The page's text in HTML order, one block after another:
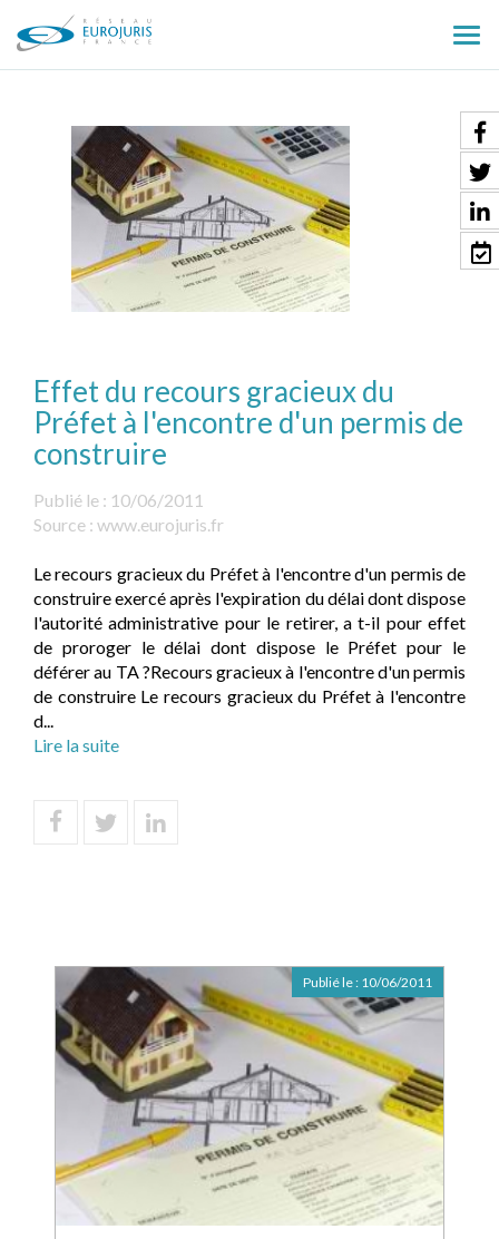
le
Effet du recours gracieux du
Préfet à l'encontre d'un permis de
construire
Publié le : 10/06/2011
Source : www.eurojuris.fr
Le recours gracieux du Préfet à l'encontre d'un permis de
construire exercé après l'expiration du délai dont dispose
l'autorité administrative pour le retirer, a t-il pour effet
de proroger le délai dont dispose le Préfet pour le
déférer au TA ?Recours gracieux à l'encontre d'un permis
de construire Le recours gracieux du Préfet à l'encontre
d...
Lire la suite
Publié le : 10/06/2011